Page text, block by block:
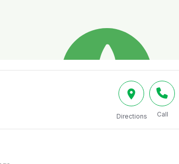
Directions Call